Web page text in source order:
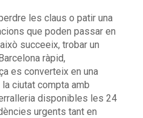
les claus o patir una
que poden passar en
succeeix, trobar un
ràpid,
es converteix en una
ciutat compta amb
disponibles les 24
urgents tant en